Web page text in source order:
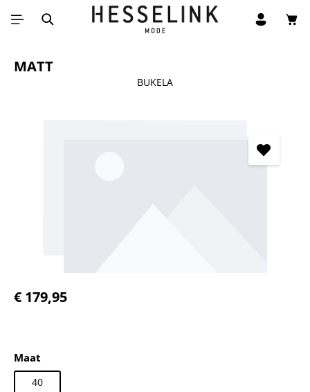
Ga naar de hoofdinhoud
MATT
BUKELA
Normale prijs:
€ 179,95
Selecteer
Maat
40